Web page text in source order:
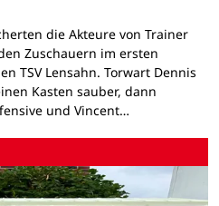
die Akteure von Trainer
Zuschauern im ersten
TSV Lensahn. Torwart Dennis
Kasten sauber, dann
und Vincent…